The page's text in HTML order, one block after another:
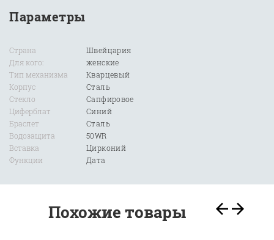
Параметры
Страна
Для кого:
Тип механизма
Корпус
Стекло
Циферблат
Браслет
Водозащита
Вставка
Функции
Швейцария
женские
Кварцевый
Сталь
Сапфировое
Синий
Сталь
50WR
Цирконий
Дата
Похожие товары